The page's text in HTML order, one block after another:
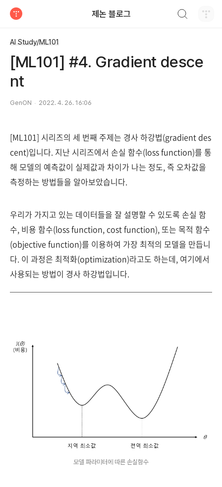
제논 블로그
AI Study/ML101
[ML101] #4. Gradient desce
nt
GenON 2022. 4. 26. 16:06
[ML101] 시리즈의 세 번째 주제는 경사 하강법(gradient des
cent)입니다. 지난 시리즈에서 손실 함수(loss function)를 통
해 모델의 예측값이 실제값과 차이가 나는 정도, 즉 오차값을
측정하는 방법들을 알아보았습니다.
우리가 가지고 있는 데이터들을 잘 설명할 수 있도록 손실 함
수, 비용 함수(loss function, cost function), 또는 목적 함수
(objective function)를 이용하여 가장 최적의 모델을 만듭니
다. 이 과정은 최적화(optimization)라고도 하는데, 여기에서
사용되는 방법이 경사 하강법입니다.
모델 파라미터에 따른 손실함수